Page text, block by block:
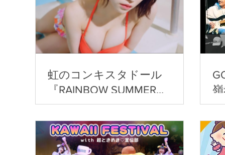
虹のコンキスタドール
『RAINBOW SUMMER
SHOWER』